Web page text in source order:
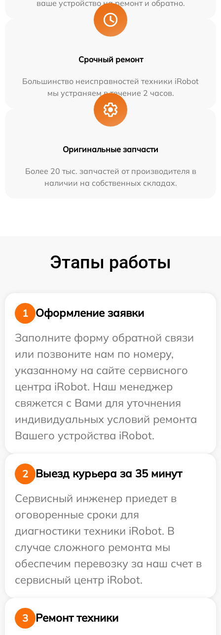
ваше устройство на ремонт и обратно.
Срочный ремонт
Большинство неисправностей техники iRobot
мы устраняем в течение 2 часов.
Оригинальные запчасти
Более 20 тыс. запчастей от производителя в
наличии на собственных складах.
Этапы работы
1
Оформление заявки
Заполните форму обратной связи
или позвоните нам по номеру,
указанному на сайте сервисного
центра iRobot. Наш менеджер
свяжется с Вами для уточнения
индивидуальных условий ремонта
Вашего устройства iRobot.
2
Выезд курьера за 35 минут
Сервисный инженер приедет в
оговоренные сроки для
диагностики техники iRobot. В
случае сложного ремонта мы
обеспечим перевозку за наш счет в
сервисный центр iRobot.
3 Ремонт техники